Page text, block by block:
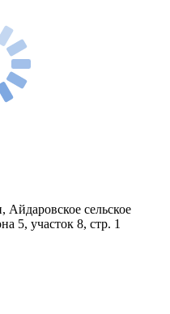
сельское
5, участок 8, стр. 1